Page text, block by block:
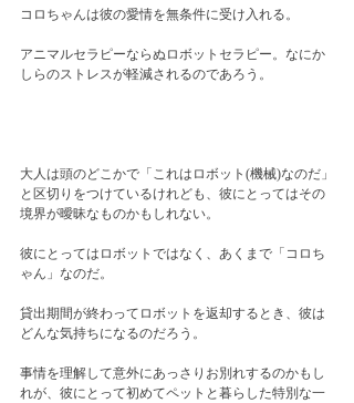
コロちゃんは彼の愛情を無条件に受け入れる。
アニマルセラピーならぬロボットセラピー。なにか
しらのストレスが軽減されるのであろう。
大人は頭のどこかで「これはロボット(機械)なのだ」
と区切りをつけているけれども、彼にとってはその
境界が曖昧なものかもしれない。
彼にとってはロボットではなく、あくまで「コロち
ゃん」なのだ。
貸出期間が終わってロボットを返却するとき、彼は
どんな気持ちになるのだろう。
事情を理解して意外にあっさりお別れするのかもし
れが、彼にとって初めてペットと暮らした特別な一